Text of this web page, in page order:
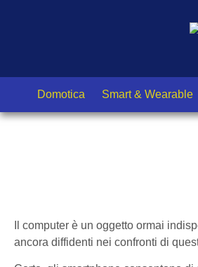
Domotica Smart & Wearable
Il computer è un oggetto ormai
ancora diffidenti nei confronti di